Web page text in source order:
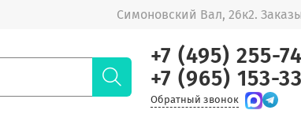
Симоновский Вал, 26к2.
+7 (495) 255-
+7 (965) 153-
Обратный звонок